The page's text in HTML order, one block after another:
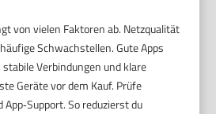
von vielen Faktoren ab. Netzqualität
Schwachstellen. Gute Apps
Verbindungen und klare
Geräte vor dem Kauf. Prüfe
So reduzierst du